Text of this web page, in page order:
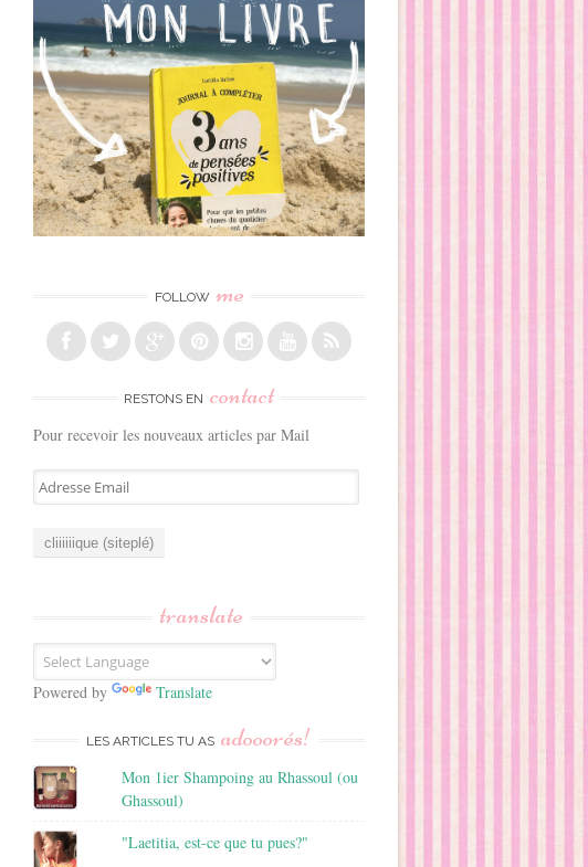
FOLLOW me
RESTONS EN contact
Pour recevoir les nouveaux articles par Mail
A
d
E
m
a
translate
Powered by Translate
LES ARTICLES TU AS adooorés!
Mon 1ier Shampoing au Rhassoul (ou
Ghassoul)
"Laetitia, est-ce que tu pues?"